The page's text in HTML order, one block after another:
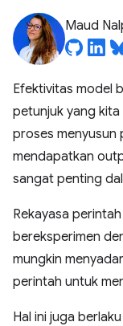
Maud
Efektivitas model
petunjuk yang kita
proses menyusun
mendapatkan
sangat penting
Rekayasa
bereksperimen
mungkin
perintah untuk
Hal ini juga